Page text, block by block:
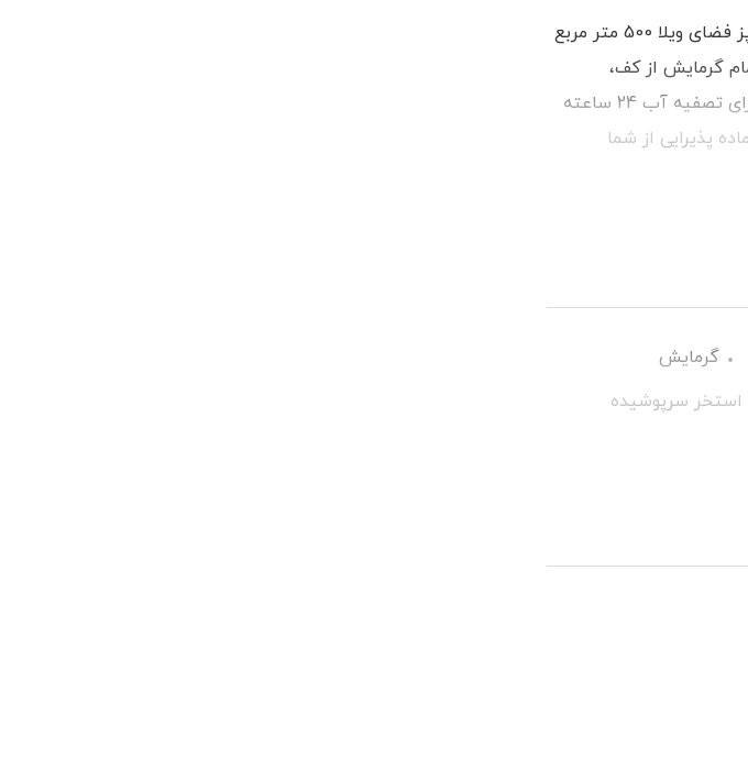
ویلا دارای 3 اتاق خواب همراه با 3 تخت دو نفره آشپزخانه مجهز به وسایل پخت و پز فضای ویلا 500 متر مربع
گرمایش از کف،
سرمایش کولر آبی میز بیلیارد و فوتبال دستی استخر آبگرم و جکوزی سرپوشیده دارای تصفیه آب 24 ساعته
رفاهی آماده پذیرایی از شما
گرمایش
استخر سرپوشیده